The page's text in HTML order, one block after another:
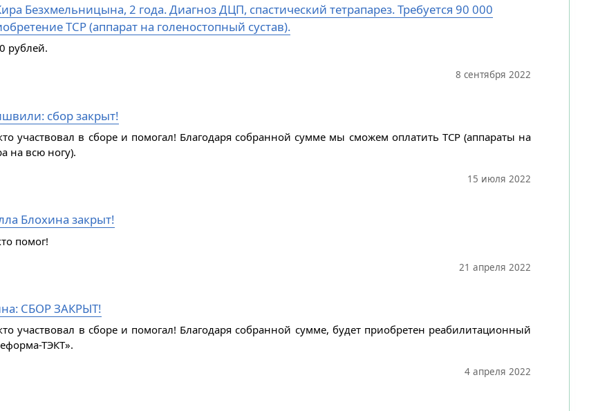
Безхмельницына, 2 года. Диагноз ДЦП, спастический тетрапарез. Требуется 90 000
ТСР (аппарат на голеностопный сустав).
рублей.
8 сентября 2022
сбор закрыт!
участвовал в сборе и помогал! Благодаря собранной сумме мы сможем оплатить ТСР (аппараты на
на всю ногу).
15 июля 2022
Блохина закрыт!
помог!
21 апреля 2022
СБОР ЗАКРЫТ!
участвовал в сборе и помогал! Благодаря собранной сумме, будет приобретен реабилитационный
ТЭКТ».
4 апреля 2022